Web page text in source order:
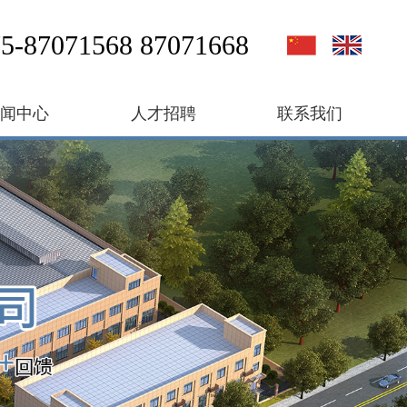
87071568 87071668
中心 人才招聘 联系我们